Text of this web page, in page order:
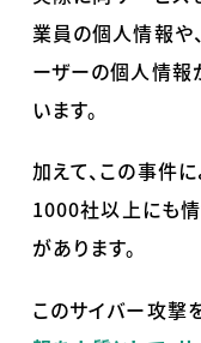
業員の個人情報や
ーザーの個人情報
います。
加えて、この事件
1000社以上にも
があります。
このサイバー攻撃